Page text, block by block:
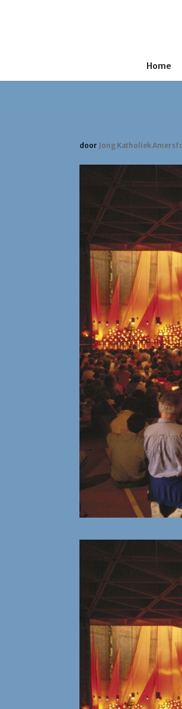
Home
door Jong Katholiek